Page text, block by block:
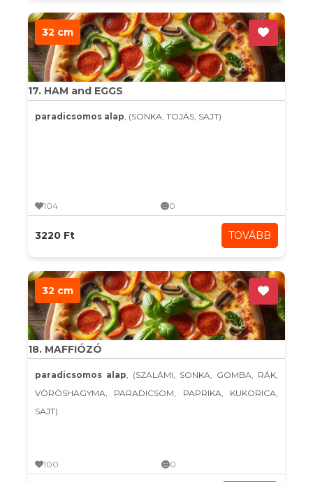
32 cm
17. HAM and EGGS
paradicsomos alap, (SONKA, TOJÁS, SAJT)
104 0
3220 Ft TOVÁBB
32 cm
18. MAFFIÓZÓ
paradicsomos alap, (SZALÁMI, SONKA, GOMBA, RÁK,
VÖRÖSHAGYMA, PARADICSOM, PAPRIKA, KUKORICA,
SAJT)
100 0